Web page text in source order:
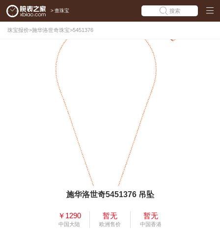
> 查珠宝 搜索
珠宝报价>施华洛世奇珠宝>5451376
施华洛世奇5451376 吊坠
￥1290
中国大陆
暂无
欧洲售价
暂无
中国香港